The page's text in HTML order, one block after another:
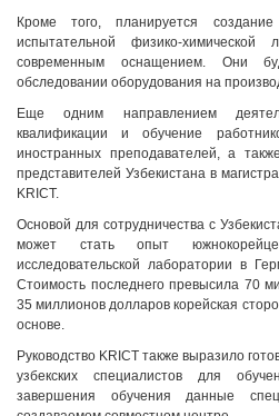
Кроме того, планируется
испытательной физико-
современным оснащением. Они
обследовании оборудования на
Еще одним направлением
квалификации и обучение
иностранных преподавателей, а
представителей Узбекистана в
KRICT.
Основой для сотрудничества с
может стать опыт
исследовательской лаборатории в
Стоимость последнего превысила 70
35 миллионов долларов корейская
основе.
Руководство KRICT также выразило
узбекских специалистов для
завершения обучения данные